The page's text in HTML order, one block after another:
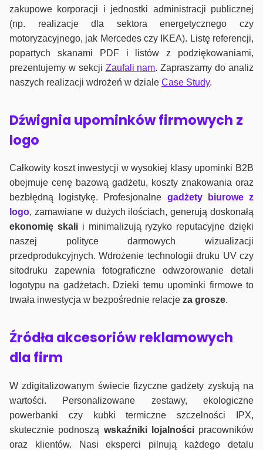
zakupowe korporacji i jednostki administracji publicznej
(np. realizacje dla sektora energetycznego czy
motoryzacyjnego, jak Mercedes czy IKEA). Listę referencji,
popartych skanami PDF i listów z podziękowaniami,
prezentujemy w sekcji Zaufali nam. Zapraszamy do analiz
naszych realizacji wdrożeń w dziale Case Study.
Dźwignia upominków firmowych z
logo
Całkowity koszt inwestycji w wysokiej klasy upominki B2B
obejmuje cenę bazową gadżetu, koszty znakowania oraz
bezbłędną logistykę. Profesjonalne gadżety biurowe z
logo, zamawiane w dużych ilościach, generują doskonałą
ekonomię skalii minimalizują ryzyko reputacyjne dzięki
naszej polityce darmowych wizualizacji
przedprodukcyjnych. Wdrożenie technologii druku UV czy
sitodruku zapewnia fotograficzne odwzorowanie detali
logotypu na gadżetach. Dzieki temu upominki firmowe to
trwała inwestycja w bezpośrednie relacje za grosze.
Źródła akcesoriów reklamowych
dla firm
W zdigitalizowanym świecie fizyczne gadżety zyskują na
wartości. Personalizowane zestawy, ekologiczne
powerbanki czy kubki termiczne szczelności IPX,
skutecznie podnoszą wskaźniki lojalnościpracowników
oraz klientów. Nasi eksperci pilnują każdego detalu